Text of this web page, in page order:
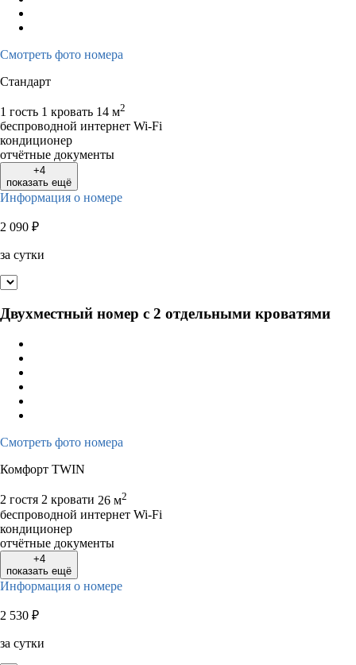
Смотреть фото номера
Стандарт
1 гость 1 кровать 14 м2
беспроводной интернет Wi-Fi
кондиционер
отчётные документы
+4
показать ещё
Информация о номере
2 090 ₽
за сутки
Двухместный номер с 2 отдельными кроватями
Смотреть фото номера
Комфорт TWIN
2 гостя 2 кровати 26 м2
беспроводной интернет Wi-Fi
кондиционер
отчётные документы
+4
показать ещё
Информация о номере
2 530 ₽
за сутки